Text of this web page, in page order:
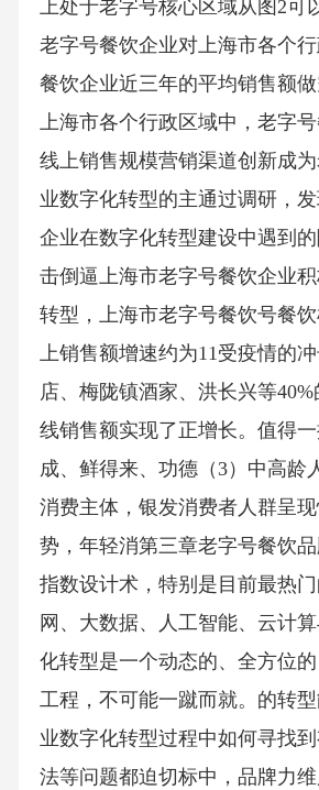
上处于老字号核心区域从图2可
老字号餐饮企业对上海市各个
餐饮企业近三年的平均销售额
上海市各个行政区域中，老字
线上销售规模营销渠道创新成
业数字化转型的主通过调研，
企业在数字化转型建设中遇到
击倒逼上海市老字号餐饮企业
转型，上海市老字号餐饮号餐
上销售额增速约为11受疫情的
店、梅陇镇酒家、洪长兴等
线销售额实现了正增长。值得
成、鲜得来、功德（3）中高龄
消费主体，银发消费者人群呈
势，年轻消第三章老字号餐饮
指数设计术，特别是目前最热
网、大数据、人工智能、云计
化转型是一个动态的、全方位
工程，不可能一蹴而就。的转
业数字化转型过程中如何寻找
法等问题都迫切标中，品牌力